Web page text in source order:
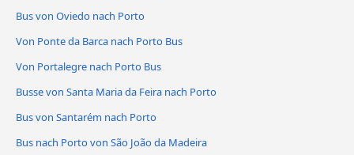
Bus von Oviedo nach Porto
Von Ponte da Barca nach Porto Bus
Von Portalegre nach Porto Bus
Busse von Santa Maria da Feira nach Porto
Bus von Santarém nach Porto
Bus nach Porto von São João da Madeira